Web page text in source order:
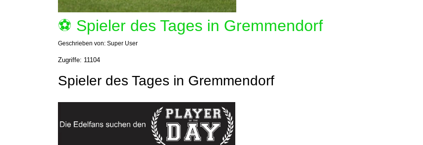
⚽️ Spieler des Tages in Gremmendorf
Geschrieben von: Super User
Zugriffe: 11104
Spieler des Tages in Gremmendorf